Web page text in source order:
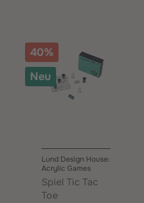
40%
Neu
Lund Design House:
Acrylic Games
Spiel Tic Tac
Toe